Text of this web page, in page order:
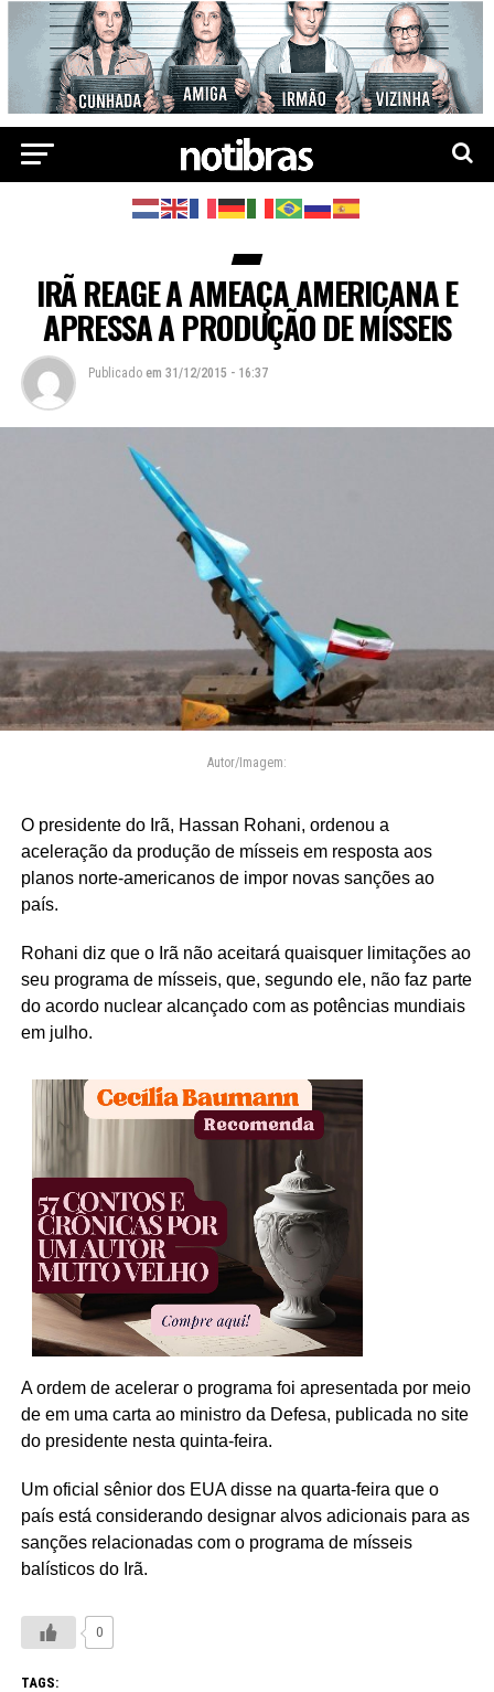
IRÃ REAGE A AMEAÇA AMERICANA E
APRESSA A PRODUÇÃO DE MÍSSEIS
Publicado em 31/12/2015 - 16:37
Autor/Imagem:
O presidente do Irã, Hassan Rohani, ordenou a
aceleração da produção de mísseis em resposta aos
planos norte-americanos de impor novas sanções ao
país.
Rohani diz que o Irã não aceitará quaisquer limitações ao
seu programa de mísseis, que, segundo ele, não faz parte
do acordo nuclear alcançado com as potências mundiais
em julho.
A ordem de acelerar o programa foi apresentada por meio
de em uma carta ao ministro da Defesa, publicada no site
do presidente nesta quinta-feira.
Um oficial sênior dos EUA disse na quarta-feira que o
país está considerando designar alvos adicionais para as
sanções relacionadas com o programa de mísseis
balísticos do Irã.
0
TAGS: